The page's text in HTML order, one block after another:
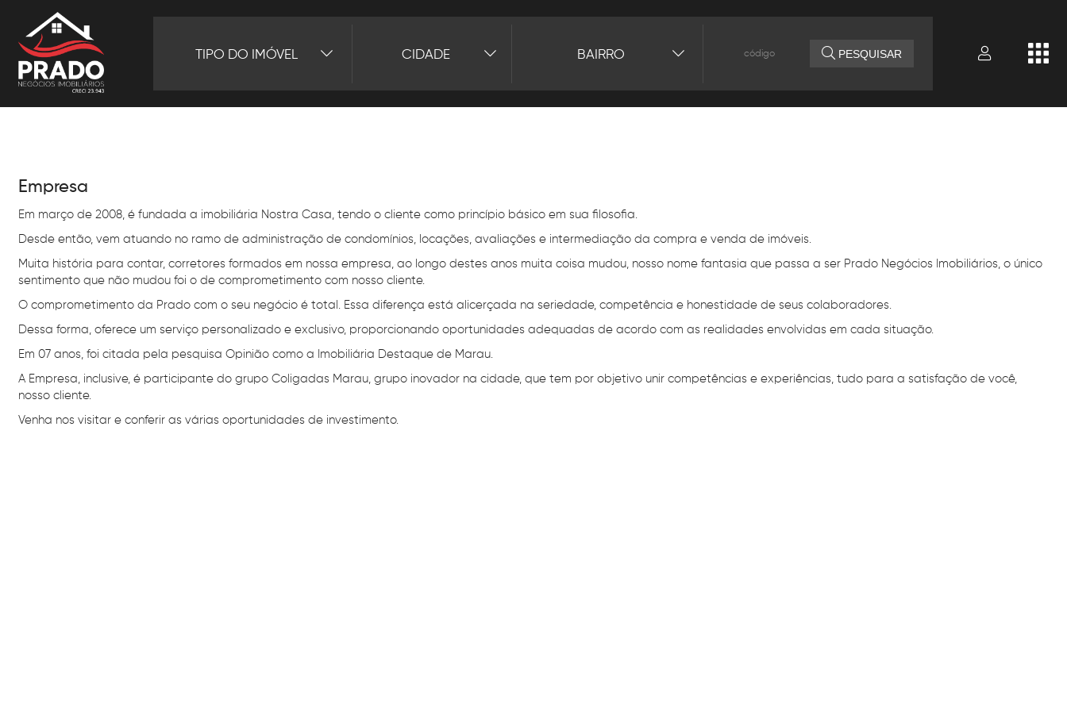
TIPO DO IMÓVEL CIDADE BAIRRO PESQUISAR
Empresa
Em março de 2008, é fundada a imobiliária Nostra Casa, tendo o cliente como princípio básico em sua filosofia.
Desde então, vem atuando no ramo de administração de condomínios, locações, avaliações e intermediação da compra e venda de imóveis.
Muita história para contar, corretores formados em nossa empresa, ao longo destes anos muita coisa mudou, nosso nome fantasia que passa a ser Prado Negócios Imobiliários, o único
sentimento que não mudou foi o de comprometimento com nosso cliente.
O comprometimento da Prado com o seu negócio é total. Essa diferença está alicerçada na seriedade, competência e honestidade de seus colaboradores.
Dessa forma, oferece um serviço personalizado e exclusivo, proporcionando oportunidades adequadas de acordo com as realidades envolvidas em cada situação.
Em 07 anos, foi citada pela pesquisa Opinião como a Imobiliária Destaque de Marau.
A Empresa, inclusive, é participante do grupo Coligadas Marau, grupo inovador na cidade, que tem por objetivo unir competências e experiências, tudo para a satisfação de você,
nosso cliente.
Venha nos visitar e conferir as várias oportunidades de investimento.